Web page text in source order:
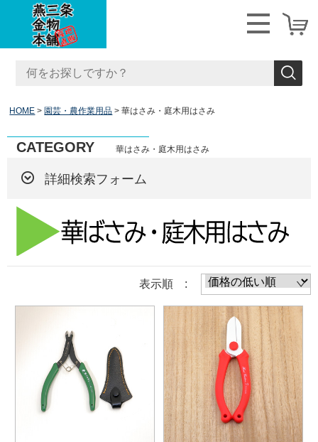
HOME 園芸・農作業用品 華はさみ・庭木用はさみ
CATEGORY 華はさみ・庭木用はさみ
詳細検索フォーム
表示順 :